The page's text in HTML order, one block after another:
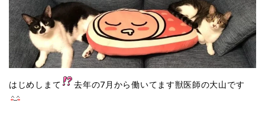
はじめしまて 去年の7月から働いてます獣医師の大山です